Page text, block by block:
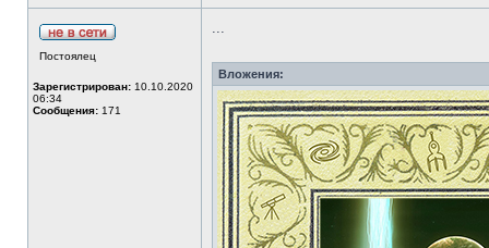
Постоялец
Зарегистрирован: 10.10.2020
06:34
Сообщения: 171
...
Вложения: